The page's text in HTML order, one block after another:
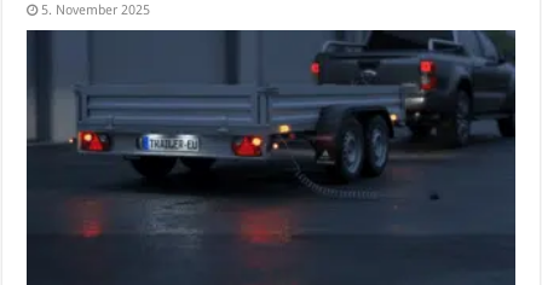
5. November 2025